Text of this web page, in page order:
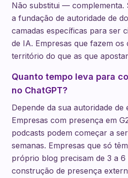
Não substitui — complementa.
a fundação de autoridade de
camadas específicas para ser
de IA. Empresas que fazem os
território do que as que
Quanto tempo leva para
no ChatGPT?
Depende da sua autoridade de
Empresas com presença em
podcasts podem começar a
semanas. Empresas que só
próprio blog precisam de 3 a 6
construção de presença